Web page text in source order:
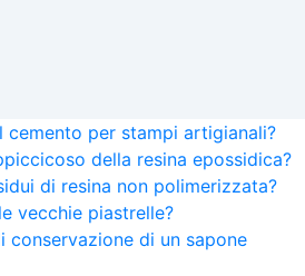
cemento per stampi artigianali?
della resina epossidica?
di resina non polimerizzata?
vecchie piastrelle?
conservazione di un sapone